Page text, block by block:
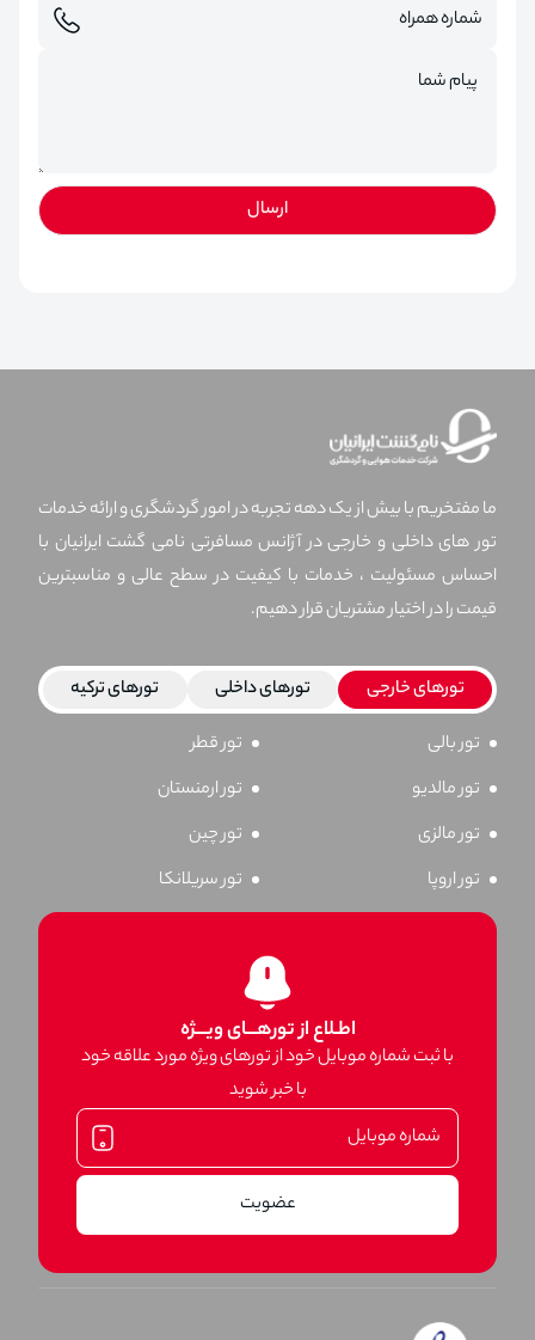
ارسال
ما مفتخریم با بیش از یک دهه تجربه در امور گردشگری و ارائه خدمات
تور های داخلی و خارجی در آژانس مسافرتی نامی گشت ایرانیان با
احساس مسئولیت ، خدمات با کیفیت در سطح عالی و مناسبترین
قیمت را در اختیار مشتریان قرار دهیم.
تورهای خارجی تورهای داخلی
تورهای ترکیه
تور بالی
تور قطر
تور مالدیو
تور ارمنستان
تور مالزی
تور چین
تور اروپا
تور سریلانکا
اطـلاع از تورهـــای ویـــژه
با ثبت شماره موبایل خود از تورهای ویژه مورد علاقه خود
با خبر شوید
عضویت